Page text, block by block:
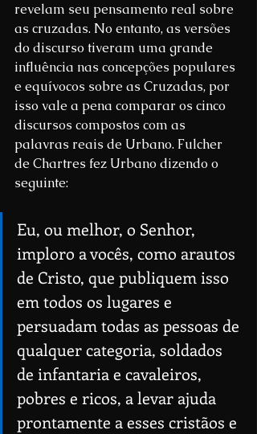
revelam seu pensamento real sobre
as cruzadas. No entanto, as versões
do discurso tiveram uma grande
influência nas concepções populares
e equívocos sobre as Cruzadas, por
isso vale a pena comparar os cinco
discursos compostos com as
palavras reais de Urbano. Fulcher
de Chartres fez Urbano dizendo o
seguinte:
Eu, ou melhor, o Senhor,
imploro a vocês, como arautos
de Cristo, que publiquem isso
em todos os lugares e
persuadam todas as pessoas de
qualquer categoria, soldados
de infantaria e cavaleiros,
pobres e ricos, a levar ajuda
prontamente a esses cristãos e